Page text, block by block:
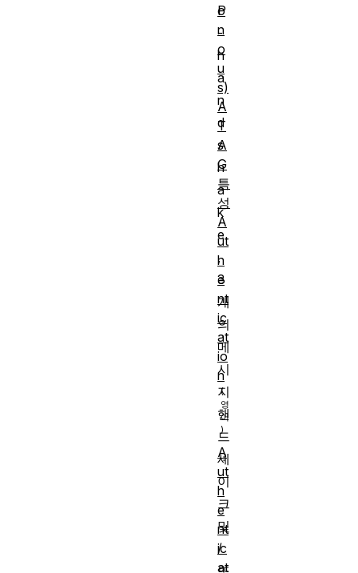
P
-
h
a
n
d
s
h
a
k
e
,
3
개
의
메
시
지
핸
드
셰
이
크
및
/
o
n
o
u
s)
A
T
A
G
특
성
A
ut
h
e
nt
ic
at
io
n
A
ut
h
e
nt
ic
at